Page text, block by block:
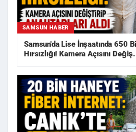
SAMSUN HABER
Samsun'da Lise İnşaatında 650
Hırsızlığı! Kamera Açısını